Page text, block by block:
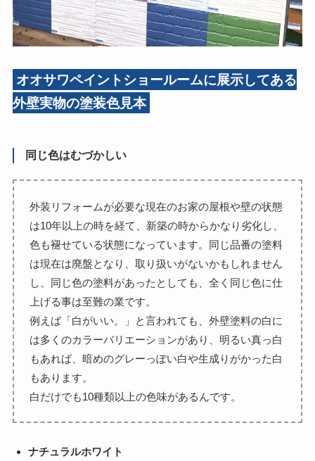
オオサワペイントショールームに展示してある
外壁実物の塗装色見本
同じ色はむづかしい
外装リフォームが必要な現在のお家の屋根や壁の状態
は10年以上の時を経て、新築の時からかなり劣化し、
色も褪せている状態になっています。同じ品番の塗料
は現在は廃盤となり、取り扱いがないかもしれません
し、同じ色の塗料があったとしても、全く同じ色に仕
上げる事は至難の業です。
例えば「白がいい。」と言われても、外壁塗料の白に
は多くのカラーバリエーションがあり、明るい真っ白
もあれば、暗めのグレーっぽい白や生成りがかった白
もあります。
白だけでも10種類以上の色味があるんです。
ナチュラルホワイト